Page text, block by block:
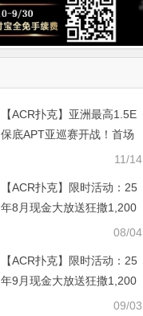
【ACR扑克】亚洲最高1.5E
保底APT亚巡赛开战！首场
11/14
【ACR扑克】限时活动：25
年8月现金大放送狂撒1,200
08/04
【ACR扑克】限时活动：25
年9月现金大放送狂撒1,200
09/03